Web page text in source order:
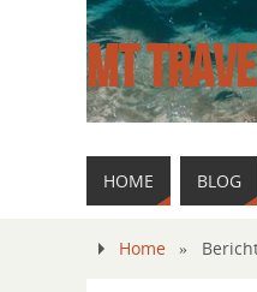
MT
HOME BLOG
Home »